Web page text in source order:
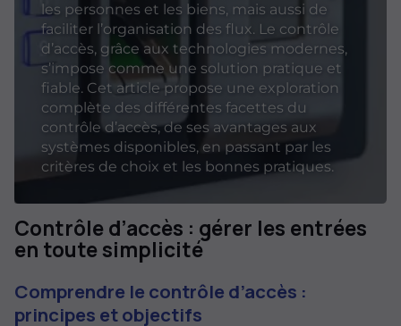
les personnes et les biens, mais aussi de
faciliter l’organisation des flux. Le contrôle
d’accès, grâce aux technologies modernes,
s’impose comme une solution pratique et
fiable. Cet article propose une exploration
complète des différentes facettes du
contrôle d’accès, de ses avantages aux
systèmes disponibles, en passant par les
critères de choix et les bonnes pratiques.
Contrôle d’accès : gérer les entrées
en toute simplicité
Comprendre le contrôle d’accès :
principes et objectifs